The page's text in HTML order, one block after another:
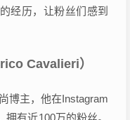
经历，让粉丝们感到
Cavalieri）
博主，他在Instagram
拥有近100万的粉丝。